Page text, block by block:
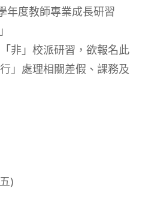
年度教師專業成長研習
非」校派研習，欲報名此
」處理相關差假、課務及
)